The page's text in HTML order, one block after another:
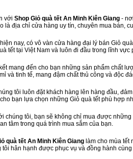
với Shop Giỏ quà tết An Minh Kiên Giang -
là địa chỉ cửa hàng uy tín, chuyên mua bán,
nay, có vô vàn cửa hàng đại lý bán Giỏ
tết tại Việt Nam và luôn đi đầu trong lĩnh vực
mang đến cho bạn những sản phẩm chất
và tinh tế, mang đậm chất thủ công và độc
tôi luôn đặt khách hàng lên hàng đầu,
bạn lựa chọn những Giỏ quà tết phù hợp
chúng tôi, bạn sẽ không chỉ mua được
tâm trong quá trình mua sắm của bạn.
quà tết An Minh Kiên Giang làm cho mùa
tôi hân hạnh được phục vụ và đồng hành